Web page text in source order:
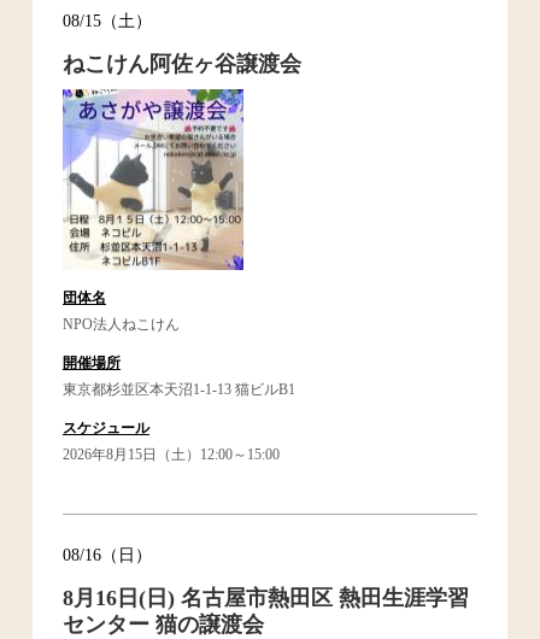
08/15（土）
ねこけん阿佐ヶ谷譲渡会
団体名
NPO法人ねこけん
開催場所
東京都杉並区本天沼1-1-13 猫ビルB1
スケジュール
2026年8月15日（土）12:00～15:00
08/16（日）
8月16日(日) 名古屋市熱田区 熱田生涯学習
センター 猫の譲渡会